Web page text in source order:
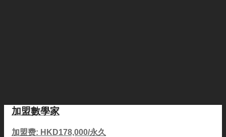
加盟數學家
加盟费: HKD178,000/永久